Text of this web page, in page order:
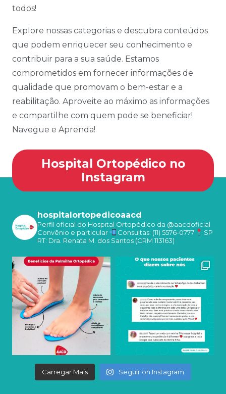
todos!
Explore nossas categorias e descubra conteúdos
que podem enriquecer seu conhecimento e
contribuir para a sua saúde. Estamos
comprometidos em fornecer informações de
qualidade que promovam o bem-estar e a
reabilitação. Aproveite ao máximo as informações
e compartilhe com quem pode se beneficiar!
Navegue e Aprenda!
Hospital Ortopédico no
Instagram
hospitalortopedicoaacd
Perfil oficial do Hospital Ortopédico da @aacdoficial
Convênio e particular
Consultas: (11) 5576-0777
SP
RT: Dra. Renata M. dos Santos (CRM 113163)
Carregar Mais Seguir on Instagram